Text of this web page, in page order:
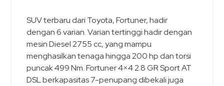
SUV terbaru dari Toyota, Fortuner, hadir
dengan 6 varian. Varian tertinggi hadir dengan
mesin Diesel 2755 cc, yang mampu
menghasilkan tenaga hingga 200 hp dan torsi
puncak 499 Nm. Fortuner 4×4 2.8 GR Sport AT
DSL berkapasitas 7-penupang dibekali juga